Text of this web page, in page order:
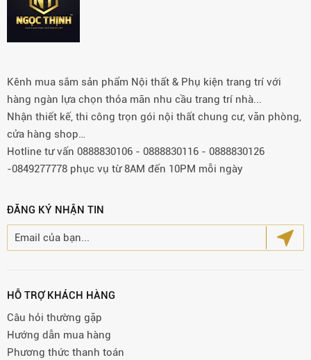
Kênh mua sắm sản phẩm Nội thất & Phụ kiện trang trí với
hàng ngàn lựa chọn thỏa mãn nhu cầu trang trí nhà...
Nhận thiết kế, thi công trọn gói nội thất chung cư, văn phòng,
cửa hàng shop…
Hotline tư vấn 0888830106 - 0888830116 - 0888830126
-0849277778 phục vụ từ 8AM đến 10PM mỗi ngày
ĐĂNG KÝ NHẬN TIN
HỖ TRỢ KHÁCH HÀNG
Câu hỏi thường gặp
Hướng dẫn mua hàng
Phương thức thanh toán